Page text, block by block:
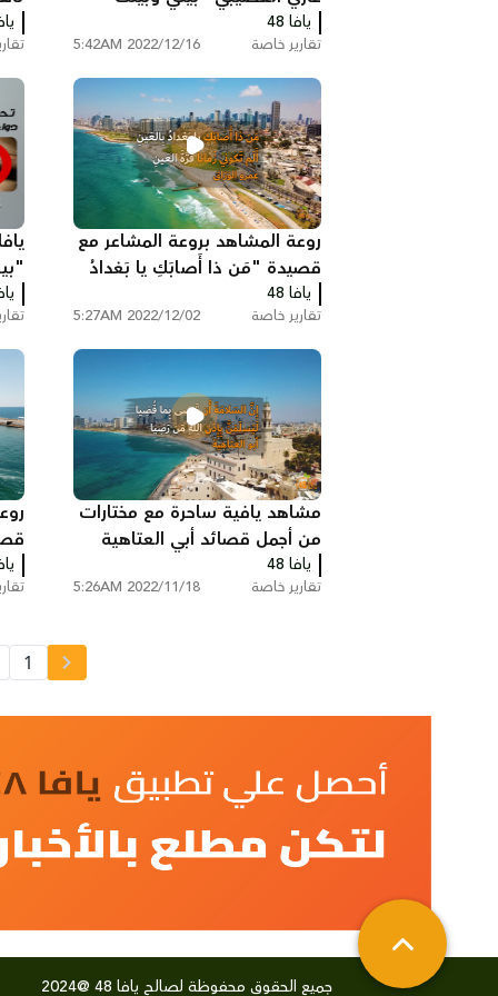
يافا 48
تقارير خاصة 2022/12/16 5:42AM
روعة المشاهد بروعة المشاعر مع
قصيدة "مَن ذا أَصابَكِ يا بَغدادُ
بِالعَينِ"
يافا 48
تقارير خاصة 2022/12/02 5:27AM
مشاهد يافية ساحرة مع مختارات
من أجمل قصائد أبي العتاهية
يافا 48
تقارير خاصة 2022/11/18 5:26AM
1
جميع الحقوق محفوظة لصالح يافا 48 @2024